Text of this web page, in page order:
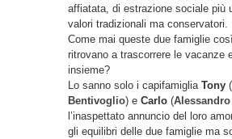
affiatata, di estrazione sociale più
valori tradizionali ma conservatori.
Come mai queste due famiglie
ritrovano a trascorrere le vacanze
insieme?
Lo sanno solo i capifamiglia Tony (
Bentivoglio) e Carlo (
l’inaspettato annuncio del loro
gli equilibri delle due famiglie ma